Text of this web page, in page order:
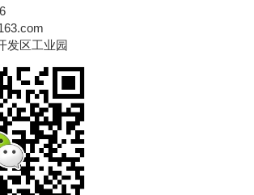
发区工业园